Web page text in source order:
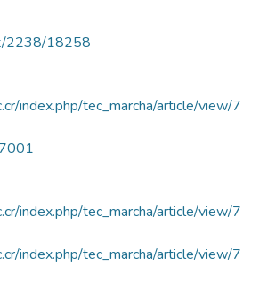
2238/18258
index.php/tec_marcha/article/view/7
index.php/tec_marcha/article/view/7
index.php/tec_marcha/article/view/7